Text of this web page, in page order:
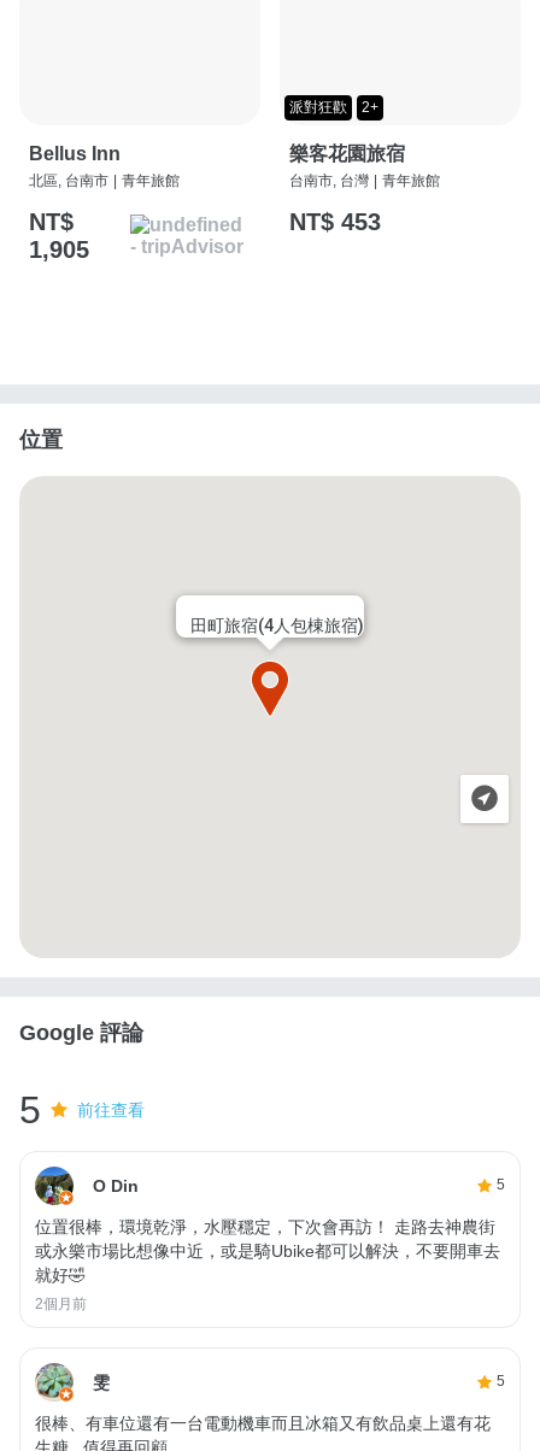
Bellus Inn
北區, 台南市 | 青年旅館
NT$
1,905
派對狂歡 2+
樂客花園旅宿
台南市, 台灣 | 青年旅館
NT$ 453
位置
田町旅宿(4人包棟旅宿)
Google 評論
5 前往查看
O Din 5
位置很棒，環境乾淨，水壓穩定，下次會再訪！ 走路去神農街
或永樂市場比想像中近，或是騎Ubike都可以解決，不要開車去
就好🤣
2個月前
雯 5
很棒、有車位還有一台電動機車而且冰箱又有飲品桌上還有花
生糖...值得再回顧